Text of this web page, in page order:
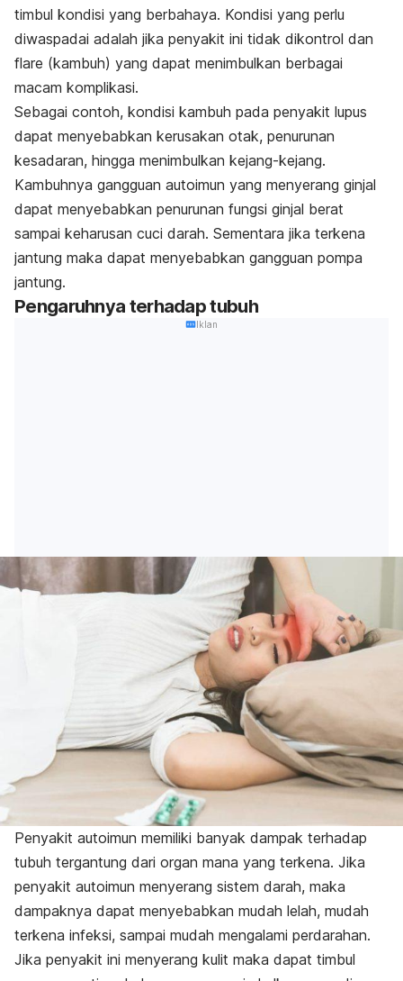
timbul kondisi yang berbahaya. Kondisi yang perlu
diwaspadai adalah jika penyakit ini tidak dikontrol dan
flare (kambuh) yang dapat menimbulkan berbagai
macam komplikasi.
Sebagai contoh, kondisi kambuh pada penyakit lupus
dapat menyebabkan kerusakan otak, penurunan
kesadaran, hingga menimbulkan kejang-kejang.
Kambuhnya gangguan autoimun yang menyerang ginjal
dapat menyebabkan penurunan fungsi ginjal berat
sampai keharusan cuci darah. Sementara jika terkena
jantung maka dapat menyebabkan gangguan pompa
jantung.
Pengaruhnya terhadap tubuh
Iklan
Penyakit autoimun memiliki banyak dampak terhadap
tubuh tergantung dari organ mana yang terkena. Jika
penyakit autoimun menyerang sistem darah, maka
dampaknya dapat menyebabkan mudah lelah, mudah
terkena infeksi, sampai mudah mengalami perdarahan.
Jika penyakit ini menyerang kulit maka dapat timbul